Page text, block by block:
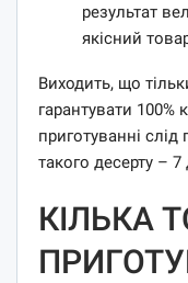
результат
якісний
Виходить, що
гарантувати 100%
приготуванні
такого десерту – 7
КІЛЬКА